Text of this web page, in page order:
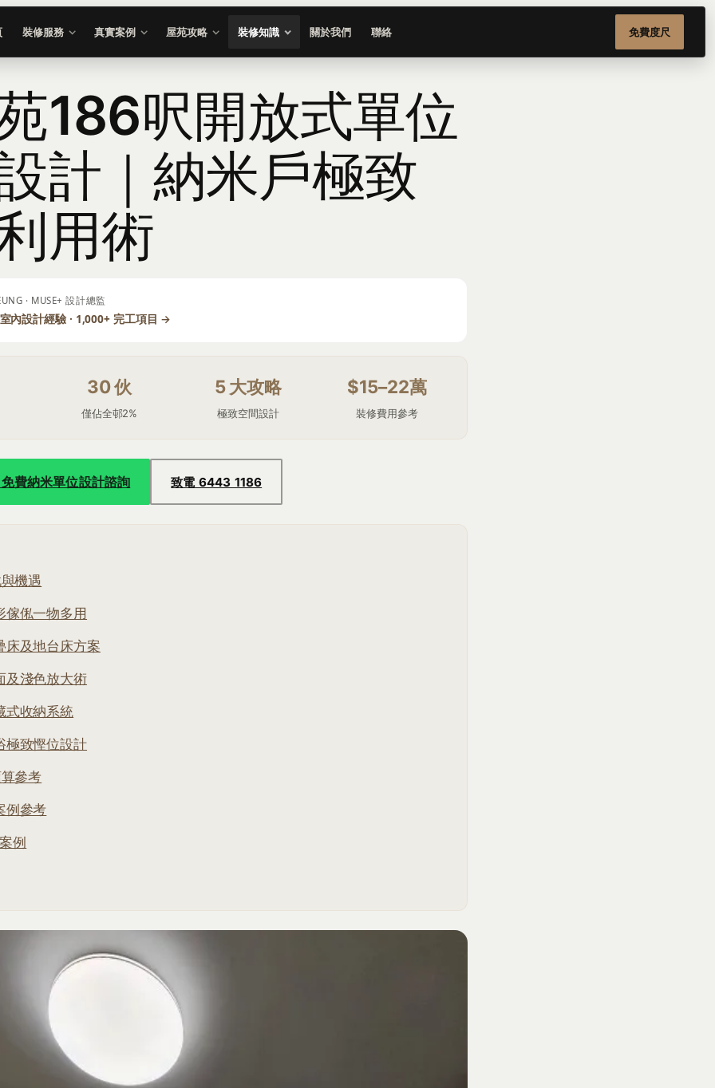
裝修服務 真實案例 屋苑攻略 裝修知識 關於我們 聯絡 免費度尺
186呎開放式單位
計｜納米戶極致
用術
· MUSE+ 設計總監
內設計經驗 · 1,000+ 完工項目 →
30 伙
僅佔全邨2%
5 大攻略
極致空間設計
$15–22萬
裝修費用參考
費納米單位設計諮詢 致電 6443 1186
機遇
傢俬一物多用
床及地台床方案
及淺色放大術
式收納系統
極致慳位設計
參考
例參考
例